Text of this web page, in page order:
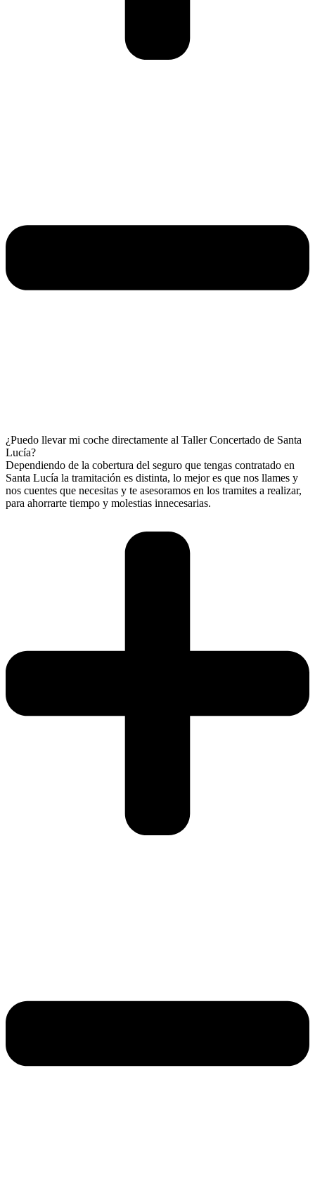
¿Puedo llevar mi coche directamente al Taller Concertado de Santa
Lucía?
Dependiendo de la cobertura del seguro que tengas contratado en
Santa Lucía la tramitación es distinta, lo mejor es que nos llames y
nos cuentes que necesitas y te asesoramos en los tramites a realizar,
para ahorrarte tiempo y molestias innecesarias.